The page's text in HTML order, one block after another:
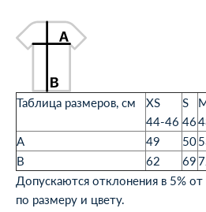
Таблица размеров, см
XS
44-46
S
46
A
49 50
B
62 69
Допускаются отклонения в 5%
по размеру и цвету.